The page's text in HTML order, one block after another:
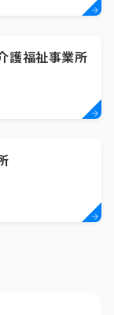
福祉事業所